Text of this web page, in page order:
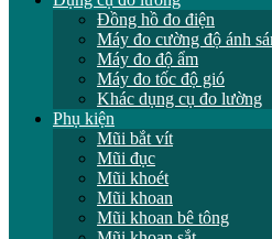
Đồng hồ đo điện
Máy đo cường độ ánh
Máy đo độ ẩm
Máy đo tốc độ gió
Khác dụng cụ đo lường
Phụ kiện
Mũi bắt vít
Mũi đục
Mũi khoét
Mũi khoan
Mũi khoan bê tông